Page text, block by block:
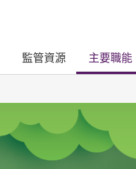
監管資源 主要職能